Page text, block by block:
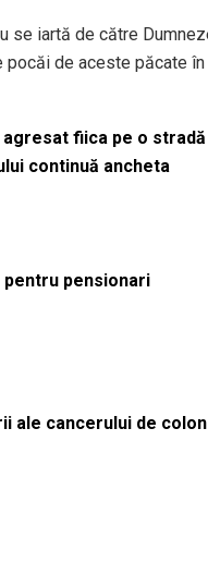
se iartă de către
pocăi de aceste păcate
agresat fiica pe o
continuă ancheta
pensionari
ale cancerului de